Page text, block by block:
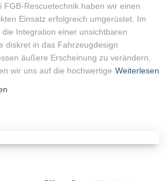
FGB-Rescuetechnik haben wir einen
Einsatz erfolgreich umgerüstet. Im
Integration einer unsichtbaren
diskret in das Fahrzeugdesign
äußere Erscheinung zu verändern.
wir uns auf die hochwertige Weiterlesen